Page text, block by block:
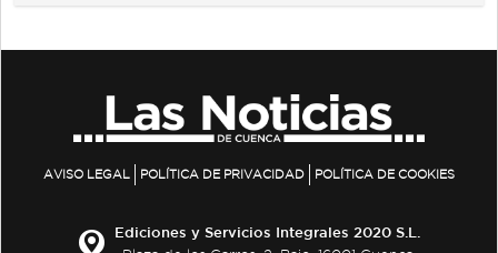
AVISO LEGAL POLÍTICA DE PRIVACIDAD POLÍTICA DE COOKIES
Ediciones y Servicios Integrales 2020 S.L.